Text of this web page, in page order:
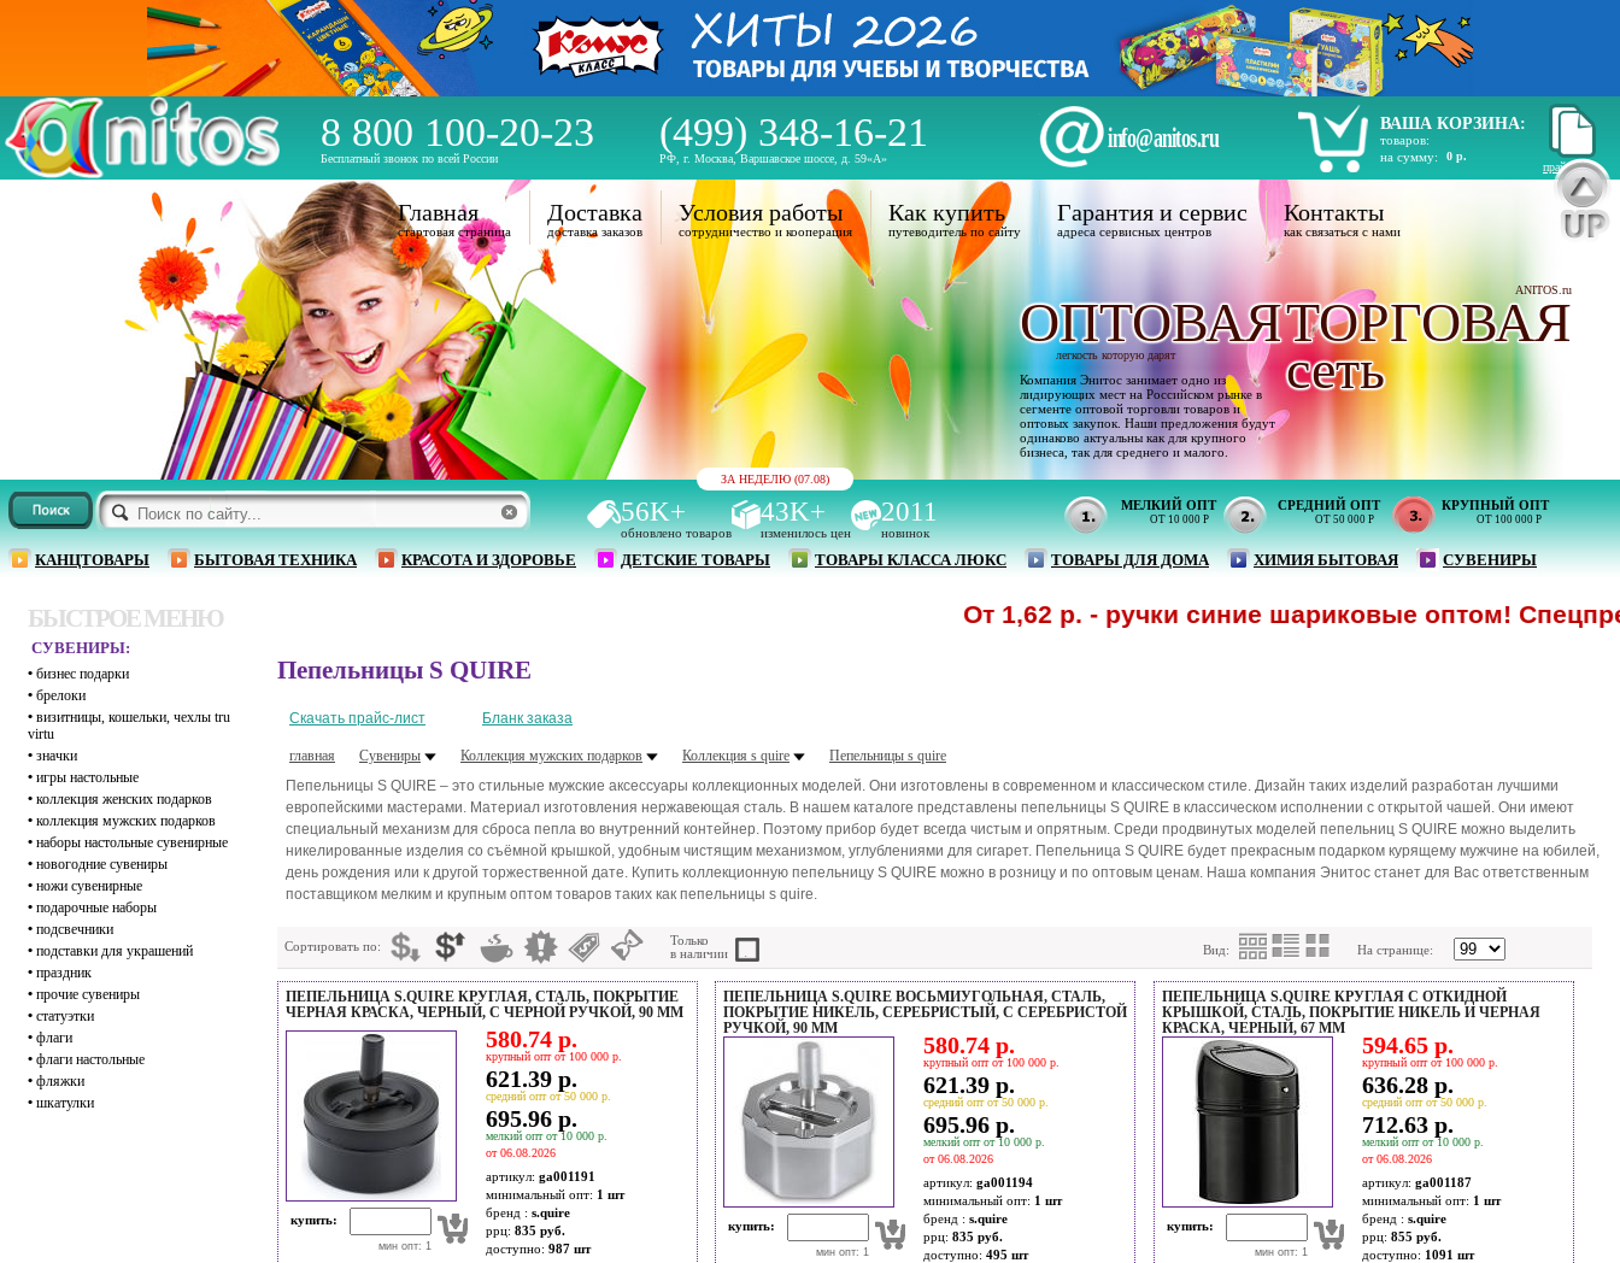
8 800 100-20-23
Бесплатный звонок по всей России
(499) 348-16-21
РФ, г. Москва, Варшавское шоссе, д. 59«А»
info@anitos.ru
ВАША КОРЗИНА:
товаров:
на сумму:
0 р.
прайс лист
ЗА НЕДЕЛЮ (07.08)
56K+
обновлено товаров
43K+
изменилось цен
2011
новинок
МЕЛКИЙ ОПТ
ОТ 10 000 Р
СРЕДНИЙ ОПТ
ОТ 50 000 Р
КРУПНЫЙ ОПТ
ОТ 100 000 Р
КАНЦТОВАРЫ БЫТОВАЯ ТЕХНИКА КРАСОТА И ЗДОРОВЬЕ ДЕТСКИЕ ТОВАРЫ ТОВАРЫ КЛАССА ЛЮКС ТОВАРЫ ДЛЯ ДОМА ХИМИЯ БЫТОВАЯ СУВЕНИРЫ
Главная
стартовая страница
Доставка
доставка заказов
Условия работы
сотрудничество и кооперация
Как купить
путеводитель по сайту
Гарантия и сервис
адреса сервисных центров
Контакты
как связаться с нами
ANITOS.ru
ОПТОВАЯТОРГОВАЯ
легкость которую дарят
Компания Энитос занимает одно из
лидирующих мест на Российском рынке в
сегменте оптовой торговли товаров и
оптовых закупок. Наши предложения будут
одинаково актуальны как для крупного
бизнеса, так для среднего и малого.
сеть
БЫСТРОЕ МЕНЮ
СУВЕНИРЫ:
• бизнес подарки
• брелоки
• визитницы, кошельки, чехлы tru
virtu
• значки
• игры настольные
• коллекция женских подарков
• коллекция мужских подарков
• наборы настольные сувенирные
• новогодние сувениры
• ножи сувенирные
• подарочные наборы
• подсвечники
• подставки для украшений
• праздник
• прочие сувениры
• статуэтки
• флаги
• флаги настольные
• фляжки
• шкатулки
От 1,62 р. - ручки синие шариковые оптом!
Пепельницы S QUIRE
Скачать прайс-лист Бланк заказа
главная Сувениры Коллекция мужских подарков Коллекция s quire
Пепельницы s quire
Пепельницы S QUIRE – это стильные мужские аксессуары коллекционных моделей. Они изготовлены в современном и классическом стиле. Дизайн таких изделий разработан лучшими
европейскими мастерами. Материал изготовления нержавеющая сталь. В нашем каталоге представлены пепельницы S QUIRE в классическом исполнении с открытой чашей. Они имеют
специальный механизм для сброса пепла во внутренний контейнер. Поэтому прибор будет всегда чистым и опрятным. Среди продвинутых моделей пепельниц S QUIRE можно выделить
никелированные изделия со съёмной крышкой, удобным чистящим механизмом, углублениями для сигарет. Пепельница S QUIRE будет прекрасным подарком курящему мужчине на юбилей,
день рождения или к другой торжественной дате. Купить коллекционную пепельницу S QUIRE можно в розницу и по оптовым ценам. Наша компания Энитос станет для Вас ответственным
поставщиком мелким и крупным оптом товаров таких как пепельницы s quire.
Сортировать по:
Только
в наличии
Вид: На странице:
ПЕПЕЛЬНИЦА S.QUIRE КРУГЛАЯ, СТАЛЬ, ПОКРЫТИЕ
ЧЕРНАЯ КРАСКА, ЧЕРНЫЙ, С ЧЕРНОЙ РУЧКОЙ, 90 ММ
купить:
мин опт: 1
580.74 р.
крупный опт от 100 000 р.
621.39 р.
средний опт от 50 000 р.
695.96 р.
мелкий опт от 10 000 р.
от 06.08.2026
артикул: ga001191
минимальный опт: 1 шт
бренд : s.quire
ррц: 835 руб.
доступно: 987 шт
ПЕПЕЛЬНИЦА S.QUIRE ВОСЬМИУГОЛЬНАЯ, СТАЛЬ,
ПОКРЫТИЕ НИКЕЛЬ, СЕРЕБРИСТЫЙ, С СЕРЕБРИСТОЙ
РУЧКОЙ, 90 ММ
купить:
мин опт: 1
580.74 р.
крупный опт от 100 000 р.
621.39 р.
средний опт от 50 000 р.
695.96 р.
мелкий опт от 10 000 р.
от 06.08.2026
артикул: ga001194
минимальный опт: 1 шт
бренд : s.quire
ррц: 835 руб.
доступно: 495 шт
ПЕПЕЛЬНИЦА S.QUIRE КРУГЛАЯ C ОТКИДНОЙ
КРЫШКОЙ, СТАЛЬ, ПОКРЫТИЕ НИКЕЛЬ И ЧЕРНАЯ
КРАСКА, ЧЕРНЫЙ, 67 ММ
купить:
мин опт: 1
594.65 р.
крупный опт от 100 000 р.
636.28 р.
средний опт от 50 000 р.
712.63 р.
мелкий опт от 10 000 р.
от 06.08.2026
артикул: ga001187
минимальный опт: 1 шт
бренд : s.quire
ррц: 855 руб.
доступно: 1091 шт